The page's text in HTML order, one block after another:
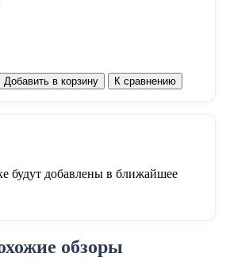
Добавить в корзину К сравнению
будут добавлены в ближайшее
обзоры